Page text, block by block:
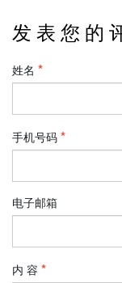
发 表 您 的
姓名
手机号码
电子邮箱
内 容